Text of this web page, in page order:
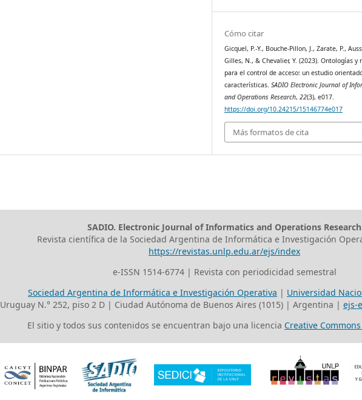
Cómo citar
Gicquel, P.-Y., Bouche-Pillon, J., Zarate, P.,
Gilles, N., & Chevalier, Y. (2023). Ontologías y
para el control de acceso: un estudio
características.SADIO Electronic Journal of
and Operations Research,22(3), e017.
https://doi.org/10.24215/15146774e017
Más formatos de cita
SADIO. Electronic Journal of Informatics and Operations Research
Revista científica de la Sociedad Argentina de Informática e Investigación
https://revistas.unlp.edu.ar/ejs/index
e-ISSN 1514-6774 | Revista con periodicidad semestral
Sociedad Argentina de Informática e Investigación Operativa | Universidad
Uruguay N.° 252, piso 2 D | Ciudad Autónoma de Buenos Aires (1015) | Argentina | ejs-
El sitio y todos sus contenidos se encuentran bajo una licencia Creative Commons